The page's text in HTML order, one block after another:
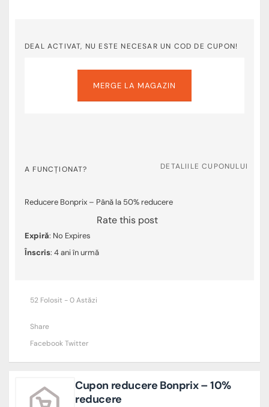
DEAL ACTIVAT, NU ESTE NECESAR UN COD DE CUPON!
MERGE LA MAGAZIN
A FUNCȚIONAT? DETALIILE CUPONULUI
Reducere Bonprix – Până la 50% reducere
Rate this post
Expiră: No Expires
Înscris: 4 ani în urmă
52 Folosit - 0 Astăzi
Share
FacebookTwitter
Cupon reducere Bonprix – 10%
reducere